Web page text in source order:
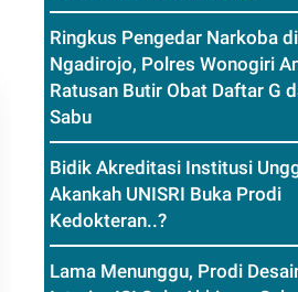
Ringkus Pengedar Narkoba di
Ngadirojo, Polres Wonogiri
Ratusan Butir Obat Daftar G
Sabu
Bidik Akreditasi Institusi
Akankah UNISRI Buka Prodi
Kedokteran..?
Lama Menunggu, Prodi